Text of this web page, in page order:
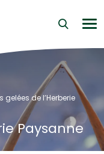
Naturelle au
gelées de l’Herberie
Paysanne